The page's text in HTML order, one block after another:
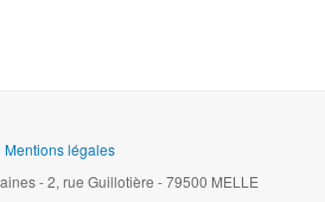
Mentions légales
- 2, rue Guillotière - 79500 MELLE